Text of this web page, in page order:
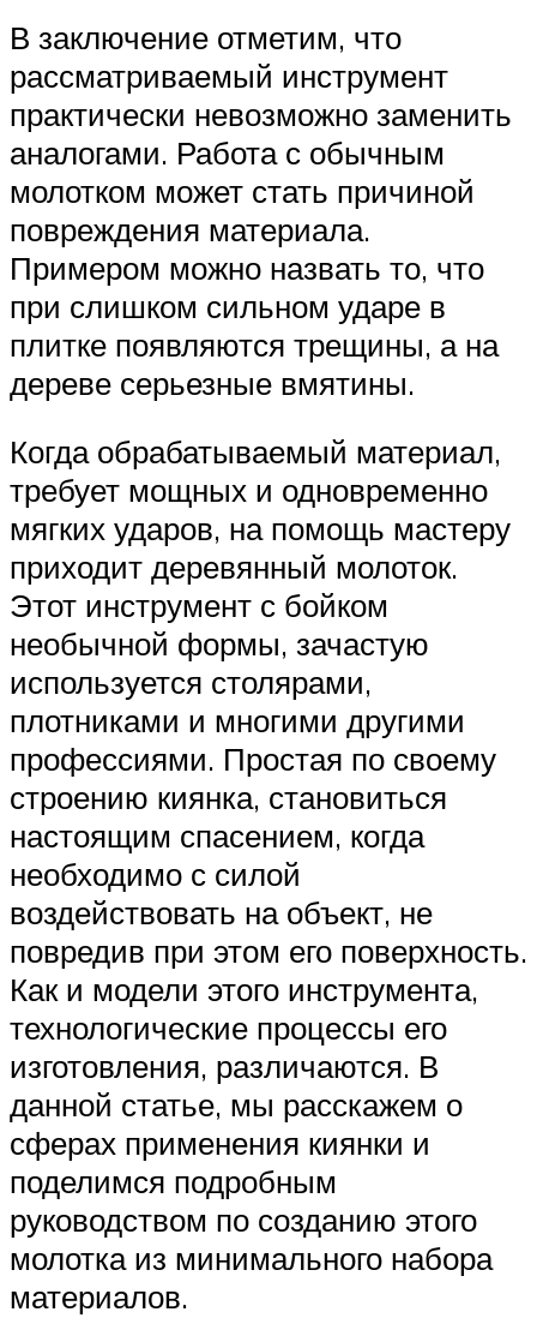
В заключение отметим, что
рассматриваемый инструмент
практически невозможно заменить
аналогами. Работа с обычным
молотком может стать причиной
повреждения материала.
Примером можно назвать то, что
при слишком сильном ударе в
плитке появляются трещины, а на
дереве серьезные вмятины.
Когда обрабатываемый материал,
требует мощных и одновременно
мягких ударов, на помощь мастеру
приходит деревянный молоток.
Этот инструмент с бойком
необычной формы, зачастую
используется столярами,
плотниками и многими другими
профессиями. Простая по своему
строению киянка, становиться
настоящим спасением, когда
необходимо с силой
воздействовать на объект, не
повредив при этом его поверхность.
Как и модели этого инструмента,
технологические процессы его
изготовления, различаются. В
данной статье, мы расскажем о
сферах применения киянки и
поделимся подробным
руководством по созданию этого
молотка из минимального набора
материалов.